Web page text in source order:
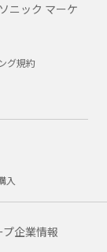
ニック マーケ
グ規約
入
プ企業情報